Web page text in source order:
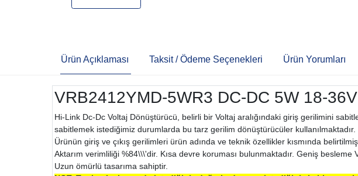
Ürün Açıklaması Taksit / Ödeme Seçenekleri Ürün Yorumları
VRB2412YMD-5WR3 DC-DC 5W 18-
Hi-Link Dc-Dc Voltaj Dönüştürücü, belirli bir Voltaj aralığındaki giriş gerilimini
sabitlemek istediğimiz durumlarda bu tarz gerilim dönüştürücüler kullanılmaktadır.
Ürünün giriş ve çıkış gerilimleri ürün adında ve teknik özellikler kısmında
Aktarım verimliliği %84\\\'dir. Kısa devre koruması bulunmaktadır. Geniş besleme
Uzun ömürlü tasarıma sahiptir.